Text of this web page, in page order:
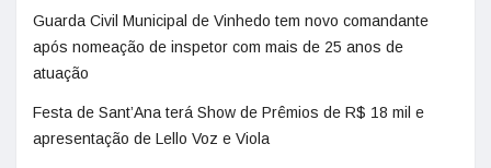
Guarda Civil Municipal de Vinhedo tem novo comandante
após nomeação de inspetor com mais de 25 anos de
atuação
Festa de Sant’Ana terá Show de Prêmios de R$ 18 mil e
apresentação de Lello Voz e Viola